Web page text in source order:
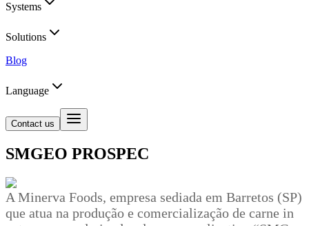
Systems
Solutions
Blog
Language
Contact us
SMGEO PROSPEC
A Minerva Foods, empresa sediada em Barretos (SP)
que atua na produção e comercialização de carne in